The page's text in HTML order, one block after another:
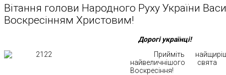
Вітання голови Народного Руху України
Воскресінням Христовим!
Дорогі українці!
Прийміть
найвеличнішого
Воскресіння!